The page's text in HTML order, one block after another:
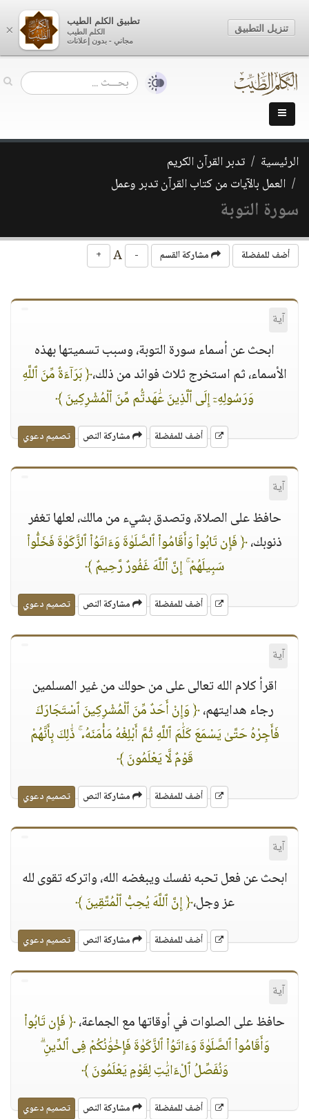
الرئيسية
تدبر القرآن الكريم
العمل بالآيات من كتاب القرآن تدبر وعمل
سورة التوبة
أضف للمفضلة مشاركة القسم -
+
آية
ابحث عن أسماء سورة التوبة، وسبب تسميتها بهذه
الأسماء، ثم استخرج ثلاث فوائد من ذلك،﴿ بَرَآءَةٌ مِّنَ ٱللَّهِ
وَرَسُولِهِۦٓ إِلَى ٱلَّذِينَ عَٰهَدتُّم مِّنَ ٱلْمُشْرِكِينَ ﴾
أضف للمفضلة مشاركة النص تصميم دعوي
آية
حافظ على الصلاة، وتصدق بشيء من مالك، لعلها تغفر
ذنوبك،﴿ فَإِن تَابُوا۟ وَأَقَامُوا۟ ٱلصَّلَوٰةَ وَءَاتَوُا۟ ٱلزَّكَوٰةَ فَخَلُّوا۟
سَبِيلَهُمْ ۚ إِنَّ ٱللَّهَ غَفُورٌ رَّحِيمٌ ﴾
أضف للمفضلة مشاركة النص تصميم دعوي
آية
اقرأ كلام الله تعالى على من حولك من غير المسلمين
رجاء هدايتهم،﴿ وَإِنْ أَحَدٌ مِّنَ ٱلْمُشْرِكِينَ ٱسْتَجَارَكَ
فَأَجِرْهُ حَتَّىٰ يَسْمَعَ كَلَٰمَ ٱللَّهِ ثُمَّ أَبْلِغْهُ مَأْمَنَهُۥ ۚ ذَٰلِكَ بِأَنَّهُمْ
قَوْمٌ لَّا يَعْلَمُونَ ﴾
أضف للمفضلة مشاركة النص تصميم دعوي
آية
ابحث عن فعل تحبه نفسك ويبغضه الله، واتركه تقوى لله
عز وجل،﴿ إِنَّ ٱللَّهَ يُحِبُّ ٱلْمُتَّقِينَ ﴾
أضف للمفضلة مشاركة النص تصميم دعوي
آية
حافظ على الصلوات في أوقاتها مع الجماعة،﴿ فَإِن تَابُوا۟
وَأَقَامُوا۟ ٱلصَّلَوٰةَ وَءَاتَوُا۟ ٱلزَّكَوٰةَ فَإِخْوَٰنُكُمْ فِى ٱلدِّينِ ۗ
وَنُفَصِّلُ ٱلْءَايَٰتِ لِقَوْمٍ يَعْلَمُونَ ﴾
أضف للمفضلة مشاركة النص تصميم دعوي
×
تطبيق الكلم الطيب
الكلم الطيب
مجاني - بدون إعلانات
تنزيل التطبيق